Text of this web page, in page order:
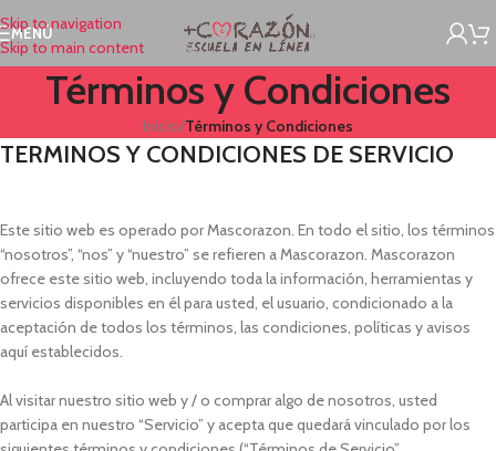
Skip to navigation
Skip to main content
MENÚ
Términos y Condiciones
Inicio/Términos y Condiciones
TERMINOS Y CONDICIONES DE SERVICIO
Este sitio web es operado por Mascorazon. En todo el sitio, los términos
“nosotros”, “nos” y “nuestro” se refieren a Mascorazon. Mascorazon
ofrece este sitio web, incluyendo toda la información, herramientas y
servicios disponibles en él para usted, el usuario, condicionado a la
aceptación de todos los términos, las condiciones, políticas y avisos
aquí establecidos.
Al visitar nuestro sitio web y / o comprar algo de nosotros, usted
participa en nuestro “Servicio” y acepta que quedará vinculado por los